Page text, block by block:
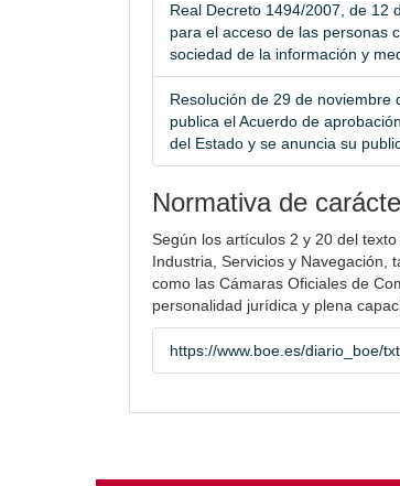
Real Decreto 1494/2007, de 12
para el acceso de las personas
sociedad de la información y
Resolución de 29 de noviembre
publica el Acuerdo de
del Estado y se anuncia su
Normativa de
Según los artículos 2 y 20 del
Industria, Servicios y Navegación,
como las Cámaras Oficiales de
personalidad jurídica y plena
https://www.boe.es/diario_boe/